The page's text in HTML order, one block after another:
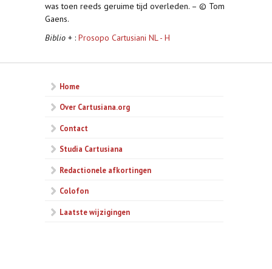
was toen reeds geruime tijd overleden. – © Tom
Gaens.
Biblio + : Prosopo Cartusiani NL - H
Home
Over Cartusiana.org
Contact
Studia Cartusiana
Redactionele afkortingen
Colofon
Laatste wijzigingen